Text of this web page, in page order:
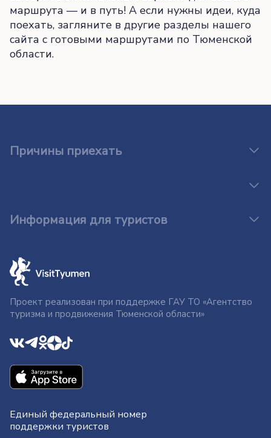
маршрута — и в путь! А если нужны идеи, куда
поехать, загляните в другие разделы нашего
сайта с готовыми маршрутами по Тюменской
области.
Причины приехать
Информация для туристов
Проект реализован при поддержке ГАУ ТО «Агентство
туризма и продвижения Тюменской области»
Единый федеральный номер
поддержки туристов